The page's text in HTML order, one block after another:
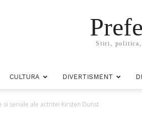
Stiri, politica,
CULTURA DIVERTISMENT
si seriale ale actritei Kirsten Dunst